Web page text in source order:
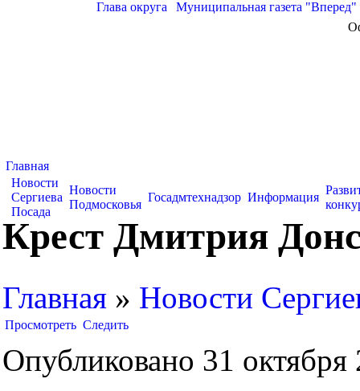
Глава округа Муниципальная газета "Вперед"
Главная
Новости
Сергиева
Посада
Новости
Подмосковья
Госадмтехнадзор Информация
Крест Дмитрия
Главная » Новости
Просмотреть Следить
Опубликовано 31 октября